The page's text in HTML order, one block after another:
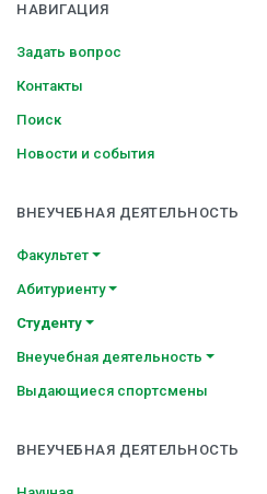
НАВИГАЦИЯ
Задать вопрос
Контакты
Поиск
Новости и события
ВНЕУЧЕБНАЯ ДЕЯТЕЛЬНОСТЬ
Факультет
Абитуриенту
Студенту
Внеучебная деятельность
Выдающиеся спортсмены
ВНЕУЧЕБНАЯ ДЕЯТЕЛЬНОСТЬ